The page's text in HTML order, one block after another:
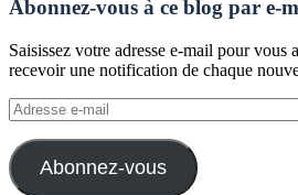
Abonnez-vous à ce blog par e-
Saisissez votre adresse e-mail pour vous
recevoir une notification de chaque
Adresse
e-
mail
Abonnez-vous